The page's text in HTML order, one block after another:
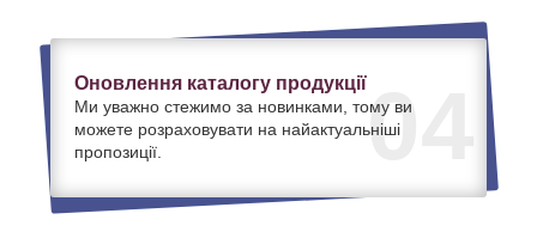
04
Оновлення каталогу продукції
Ми уважно стежимо за новинками, тому ви
можете розраховувати на найактуальніші
пропозиції.